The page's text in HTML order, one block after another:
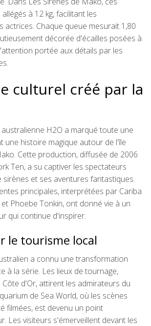
à 12 kg, facilitant les
actrices. Chaque queue mesurait 1,80
décorée d'écailles posées à
portée aux détails par les
culturel créé par la
H2O a marqué toute une
une histoire magique autour de l'île
Cette production, diffusée de 2006
Ten, a su captiver les spectateurs
sirènes et ses aventures fantastiques.
principales, interprétées par Cariba
Phoebe Tonkin, ont donné vie à un
qui continue d'inspirer.
le tourisme local
a connu une transformation
à la série. Les lieux de tournage,
d'Or, attirent les admirateurs du
de Sea World, où les scènes
filmées, est devenu un point
Les visiteurs s'émerveillent devant les